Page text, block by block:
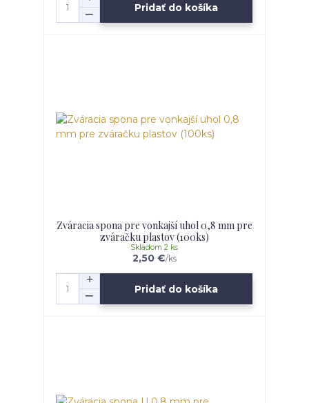
Pridať do košíka
Zváracia spona pre vonkajší uhol 0,8 mm pre
zváračku plastov (100ks)
2,50 €/ks
Skladom 2 ks
Pridať do košíka